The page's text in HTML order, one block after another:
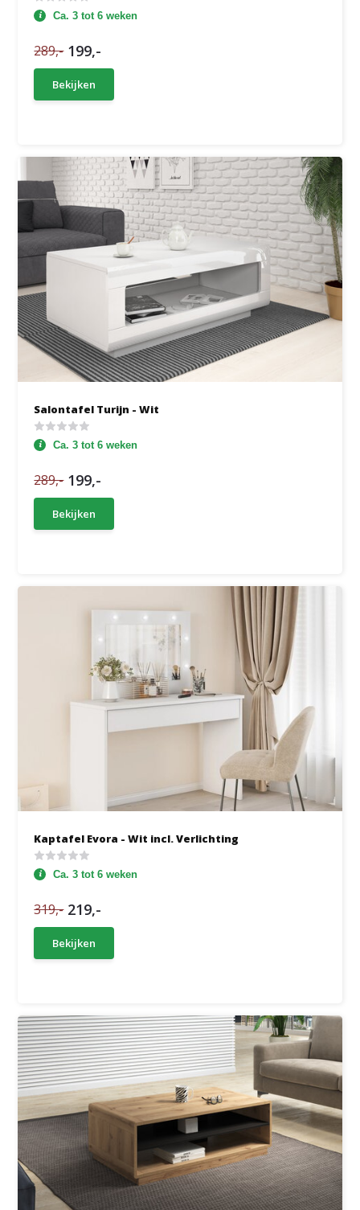
Ca. 3 tot 6 weken
289,- 199,-
Bekijken
Salontafel Turijn - Wit
Ca. 3 tot 6 weken
289,- 199,-
Bekijken
Kaptafel Evora - Wit incl. Verlichting
Ca. 3 tot 6 weken
319,- 219,-
Bekijken